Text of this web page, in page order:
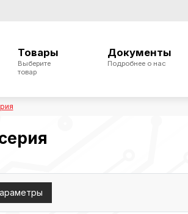
Товары
Выберите
товар
Документы
Подробнее о нас